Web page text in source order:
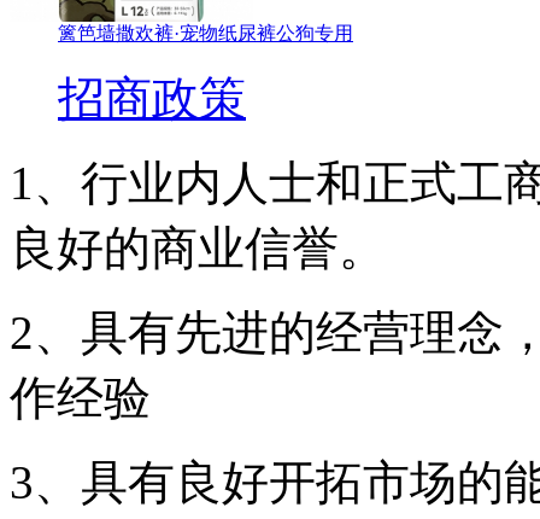
篱笆墙撒欢裤·宠物纸尿裤公狗专用
招商政策
1、行业内人士和正式工
良好的商业信誉。
2、具有先进的经营理念
作经验
3、具有良好开拓市场的